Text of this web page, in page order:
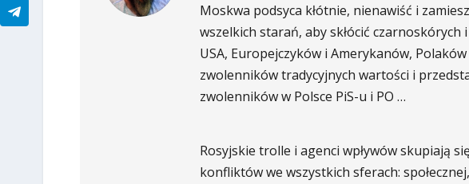
Moskwa podsyca kłótnie, nienawiść i
wszelkich starań, aby skłócić
USA, Europejczyków i Amerykanów,
zwolenników tradycyjnych wartości i
zwolenników w Polsce PiS-u i PO …
Rosyjskie trolle i agenci wpływów skupiają
konfliktów we wszystkich sferach: